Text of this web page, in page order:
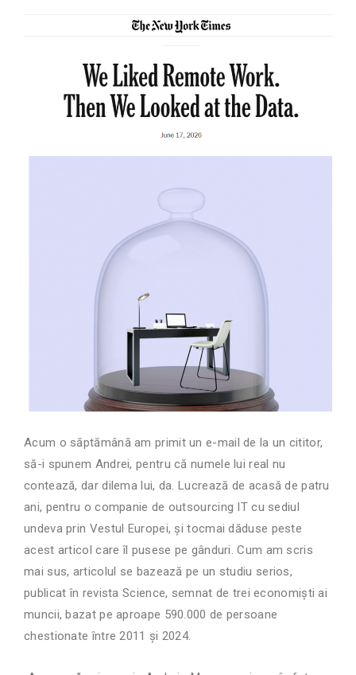
Acum o săptămână am primit un e-mail de la un cititor,
să-i spunem Andrei, pentru că numele lui real nu
contează, dar dilema lui, da. Lucrează de acasă de patru
ani, pentru o companie de outsourcing IT cu sediul
undeva prin Vestul Europei, și tocmai dăduse peste
acest articol care îl pusese pe gânduri. Cum am scris
mai sus, articolul se bazează pe un studiu serios,
publicat în revista Science, semnat de trei economiști ai
muncii, bazat pe aproape 590.000 de persoane
chestionate între 2011 și 2024.